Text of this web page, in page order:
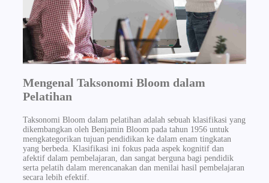
Mengenal Taksonomi Bloom dalam
Pelatihan
Taksonomi Bloom dalam pelatihan adalah sebuah klasifikasi yang
dikembangkan oleh Benjamin Bloom pada tahun 1956 untuk
mengkategorikan tujuan pendidikan ke dalam enam tingkatan
yang berbeda. Klasifikasi ini fokus pada aspek kognitif dan
afektif dalam pembelajaran, dan sangat berguna bagi pendidik
serta pelatih dalam merencanakan dan menilai hasil pembelajaran
secara lebih efektif.